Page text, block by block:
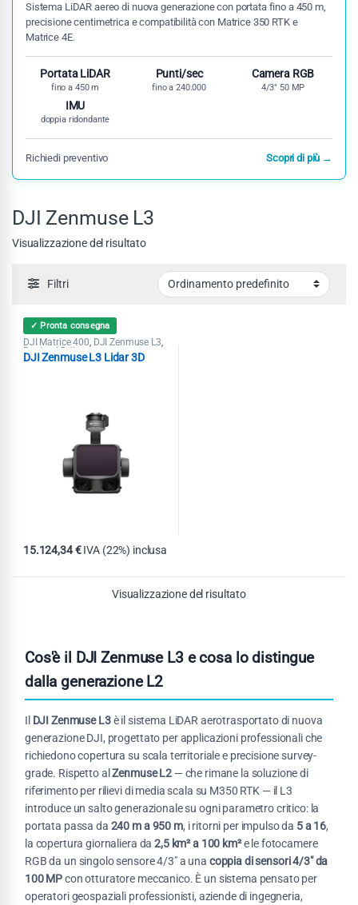
Sistema LiDAR aereo di nuova generazione con portata fino a 450 m,
precisione centimetrica e compatibilità con Matrice 350 RTK e
Matrice 4E.
Portata LiDAR
fino a 450 m
Punti/sec
fino a 240.000
Camera RGB
4/3" 50 MP
IMU
doppia ridondante
Richiedi preventivo Scopri di più →
DJI Zenmuse L3
Visualizzazione del risultato
Filtri
✓ Pronta consegna
DJI Matrice 400 DJI Zenmuse L3
Payload DJI
DJI Zenmuse L3 Lidar 3D
15.124,34€ IVA (22%) inclusa
Visualizzazione del risultato
Cos'è il DJI Zenmuse L3 e cosa lo distingue
dalla generazione L2
Il DJI Zenmuse L3è il sistema LiDAR aerotrasportato di nuova
generazione DJI, progettato per applicazioni professionali che
richiedono copertura su scala territoriale e precisione survey-
grade. Rispetto alZenmuse L2— che rimane la soluzione di
riferimento per rilievi di media scala su M350 RTK — il L3
introduce un salto generazionale su ogni parametro critico: la
portata passa da 240 m a 950 m, i ritorni per impulso da 5 a 16,
la copertura giornaliera da2,5 km² a 100 km²e le fotocamere
RGB da un singolo sensore 4/3" a una coppia di sensori 4/3" da
100 MPcon otturatore meccanico. È un sistema pensato per
operatori geospaziali professionisti, aziende di ingegneria,